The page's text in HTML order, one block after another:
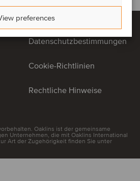
preferences
Datenschutzbestimmungen
Cookie-Richtlinien
Rechtliche Hinweise
Oaklins ist der gemeinsame
Unternehmen, die mit Oaklins International
Art der Zugehörigkeit finden Sie unter